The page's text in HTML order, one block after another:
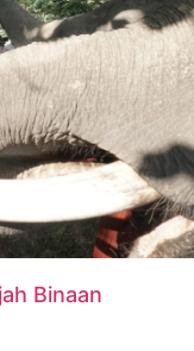
Binaan